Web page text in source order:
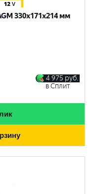
330x171x214 мм
4 975 руб.
в Сплит